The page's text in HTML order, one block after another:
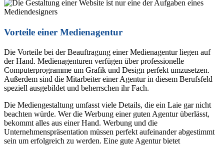
Vorteile einer Medienagentur
Die Vorteile bei der Beauftragung einer Medienagentur liegen auf
der Hand. Medienagenturen verfügen über professionelle
Computerprogramme um Grafik und Design perfekt umzusetzen.
Außerdem sind die Mitarbeiter einer Agentur in diesem Berufsfeld
speziell ausgebildet und beherrschen ihr Fach.
Die Mediengestaltung umfasst viele Details, die ein Laie gar nicht
beachten würde. Wer die Werbung einer guten Agentur überlässt,
bekommt alles aus einer Hand. Werbung und die
Unternehmenspräsentation müssen perfekt aufeinander abgestimmt
sein um erfolgreich zu werden. Eine gute Agentur bietet